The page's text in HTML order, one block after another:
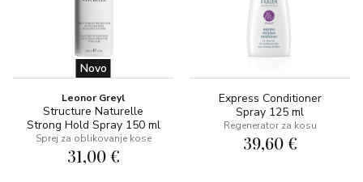
Novo
Leonor Greyl
Structure Naturelle
Strong Hold Spray 150 ml
Sprej za oblikovanje kose
31,00 €
Express Conditioner
Spray 125 ml
Regenerator za kosu
39,60 €